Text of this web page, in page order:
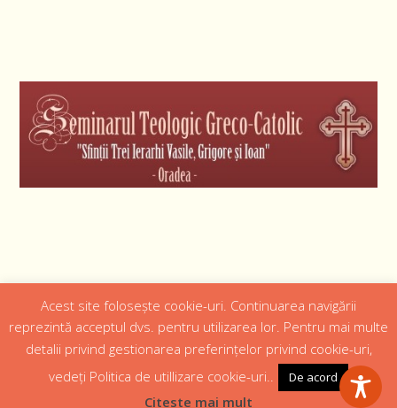
Designed byWeb Design 4Us Consulting |
Istoric Episcopul Institutii Media
Cateheza
Parteneri
Politică confidențialitate
Acest site folosește cookie-uri. Continuarea navigării
reprezintă acceptul dvs. pentru utilizarea lor. Pentru mai multe
detalii privind gestionarea preferințelor privind cookie-uri,
vedeți Politica de utillizare cookie-uri..
De acord
Citeste mai mult